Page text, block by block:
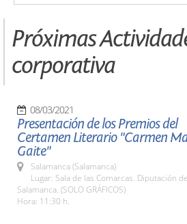
Próximas
corporativa
08/03/2021
Presentación de los Premios del
Certamen Literario "Carmen
Gaite"
Salamanca (Salamanca)
Lugar: Sala de las Comarcas. Diputación de
Salamanca. (SOLO GRÁFICOS)
Hora: 11:30 h.